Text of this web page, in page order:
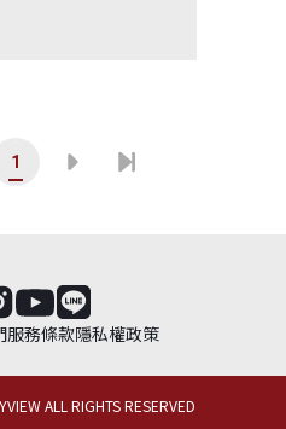
1
服務條款隱私權政策
ALL RIGHTS RESERVED